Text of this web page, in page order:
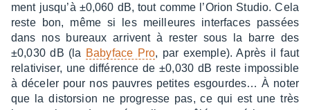
ment jusqu’à ±0,060 dB, tout comme l’Orion Studio. Cela
reste bon, même si les meilleures inter­faces passées
dans nos bureaux arrivent à rester sous la barre des
±0,030 dB (la Baby­face Pro, par exemple). Après il faut
rela­ti­vi­ser, une diffé­rence de ±0,030 dB reste impos­sible
à déce­ler pour nos pauvres petites esgour­des… À noter
que la distor­sion ne progresse pas, ce qui est une très